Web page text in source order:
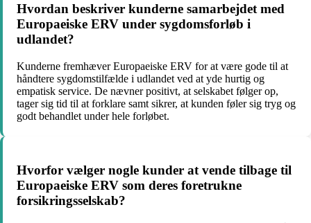
Hvordan beskriver kunderne samarbejdet med
Europaeiske ERV under sygdomsforløb i
udlandet?
Kunderne fremhæver Europaeiske ERV for at være gode til at
håndtere sygdomstilfælde i udlandet ved at yde hurtig og
empatisk service. De nævner positivt, at selskabet følger op,
tager sig tid til at forklare samt sikrer, at kunden føler sig tryg og
godt behandlet under hele forløbet.
Hvorfor vælger nogle kunder at vende tilbage til
Europaeiske ERV som deres foretrukne
forsikringsselskab?